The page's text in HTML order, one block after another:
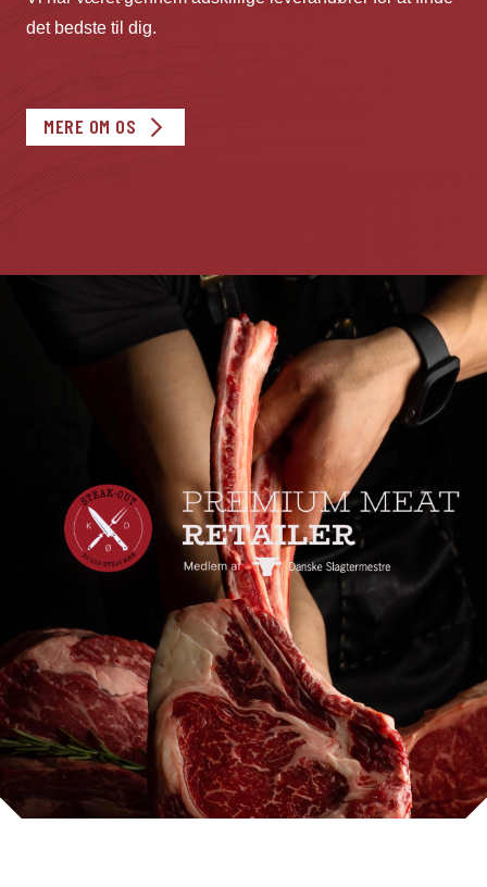
det bedste til dig.
MERE OM OS